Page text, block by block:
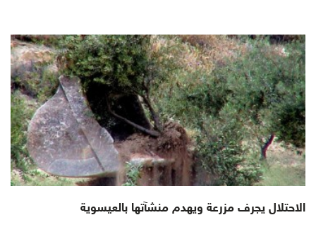
الاحتلال يجرف مزرعة ويهدم منشآتها بالعيسوية